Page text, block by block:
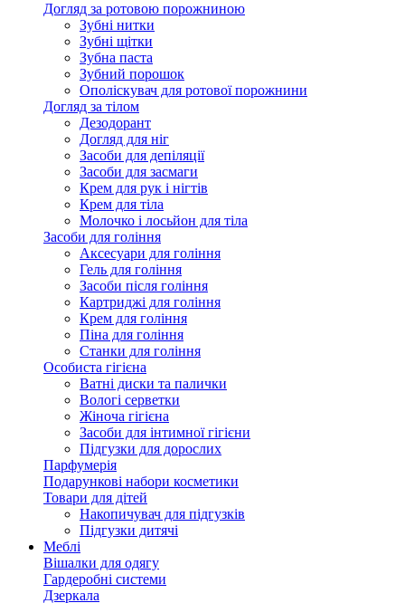
Догляд за ротовою порожниною
Зубні нитки
Зубні щітки
Зубна паста
Зубний порошок
Ополіскувач для ротової порожнини
Догляд за тілом
Дезодорант
Догляд для ніг
Засоби для депіляції
Засоби для засмаги
Крем для рук і нігтів
Крем для тіла
Молочко і лосьйон для тіла
Засоби для гоління
Аксесуари для гоління
Гель для гоління
Засоби після гоління
Картриджі для гоління
Крем для гоління
Піна для гоління
Станки для гоління
Особиста гігієна
Ватні диски та палички
Вологі серветки
Жіноча гігієна
Засоби для інтимної гігієни
Підгузки для дорослих
Парфумерія
Подарункові набори косметики
Товари для дітей
Накопичувач для підгузків
Підгузки дитячі
Меблі
Вішалки для одягу
Гардеробні системи
Дзеркала